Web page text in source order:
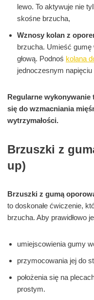
lewo. To aktywuje nie
skośne brzucha,
Wznosy kolan z
brzucha. Umieść gumę
głową. Podnoś kolana
jednoczesnym napięciu
Regularne
się do wzmacniania
wytrzymałości.
Brzuszki z
up)
Brzuszki z gumą
to doskonałe ćwiczenie,
brzucha. Aby prawidłowo
umiejscowienia gumy
przymocowania jej do
położenia się na
prostym.